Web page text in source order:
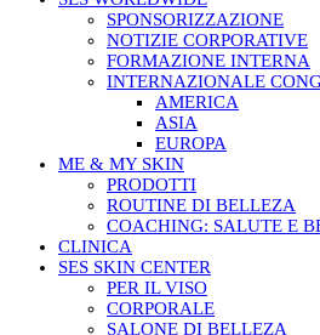
SPONSORIZZAZIONE
NOTIZIE CORPORATIVE
FORMAZIONE INTERNA
INTERNAZIONALE
AMERICA
ASIA
EUROPA
ME & MY SKIN
PRODOTTI
ROUTINE DI BELLEZA
COACHING: SALUTE E
CLINICA
SES SKIN CENTER
PER IL VISO
CORPORALE
SALONE DI BELLEZA